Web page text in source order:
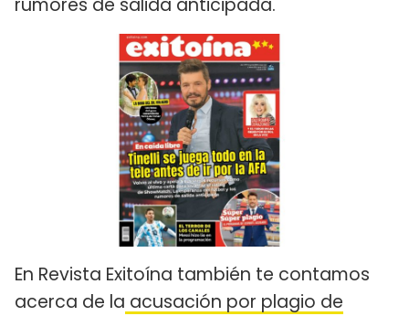
En Revista Exitoína también te contamos
acerca de la acusación por plagio de